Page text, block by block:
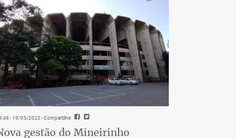
- 19/05/2022- Compartilhe
gestão do Mineirinho